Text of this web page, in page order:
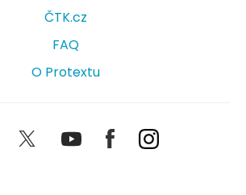
ČTK.cz
FAQ
O Protextu
LinkedIn TwitterYoutubeFacebookInstagram